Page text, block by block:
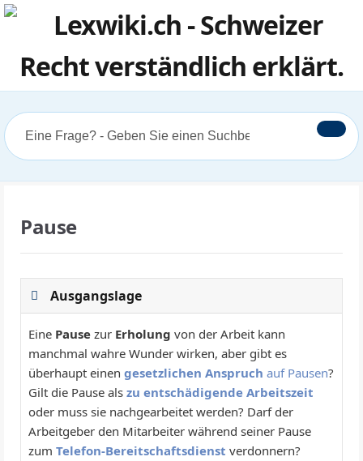
Pause
Ausgangslage
Eine Pause zur Erholung von der Arbeit kann
manchmal wahre Wunder wirken, aber gibt es
überhaupt einen gesetzlichen Anspruch auf Pausen?
Gilt die Pause als zu entschädigende Arbeitszeit
oder muss sie nachgearbeitet werden? Darf der
Arbeitgeber den Mitarbeiter während seiner Pause
zum Telefon-Bereitschaftsdienst verdonnern?